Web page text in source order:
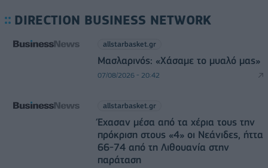
DIRECTION BUSINESS NETWORK
allstarbasket.gr
Μασλαρινός: «Χάσαμε το μυαλό μας»
07/08/2026 - 20:42
allstarbasket.gr
Έχασαν μέσα από τα χέρια τους την
πρόκριση στους «4» οι Νεάνιδες, ήττα
66-74 από τη Λιθουανία στην
παράταση